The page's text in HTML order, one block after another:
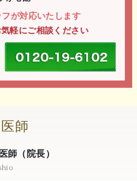
が対応いたします
軽にご相談ください
師
師（院長）